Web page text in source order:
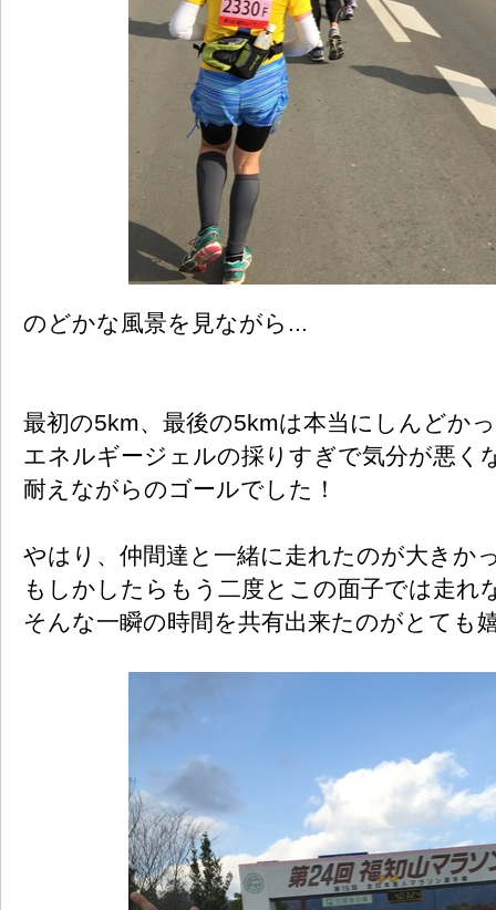
のどかな風景を見ながら...
最初の5km、最後の5kmは本当にしんどか
エネルギージェルの採りすぎで気分が悪く
耐えながらのゴールでした！
やはり、仲間達と一緒に走れたのが大きか
もしかしたらもう二度とこの面子では走れ
そんな一瞬の時間を共有出来たのがとても